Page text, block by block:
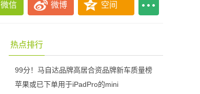
微信 微博 空间
热点排行
99分！马自达品牌高居合资品牌新车质量榜
苹果或已下单用于iPadPro的mini